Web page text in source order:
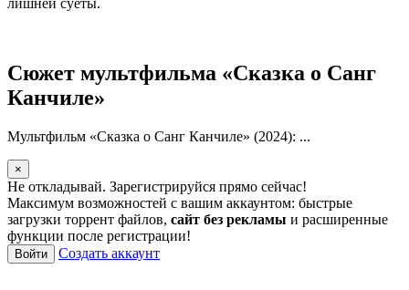
Сюжет мультфильма «Сказка о Санг
Канчиле»
Мультфильм «Сказка о Санг Канчиле» (2024): ...
×
Не откладывай. Зарегистрируйся прямо сейчас!
Максимум возможностей с вашим аккаунтом: быстрые
загрузки торрент файлов, сайт без рекламы и расширенные
функции после регистрации!
Войти Создать аккаунт